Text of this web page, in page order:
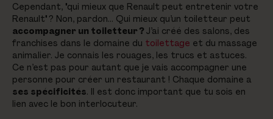
Cependant, "qui mieux que Renault peut entretenir votre
Renault" ? Non, pardon… Qui mieux qu’un toiletteur peut
accompagner un toiletteur ? J’ai créé des salons, des
franchises dans le domaine du toilettage et du massage
animalier. Je connais les rouages, les trucs et astuces.
Ce n’est pas pour autant que je vais accompagner une
personne pour créer un restaurant ! Chaque domaine a
ses spécificités. Il est donc important que tu sois en
lien avec le bon interlocuteur.